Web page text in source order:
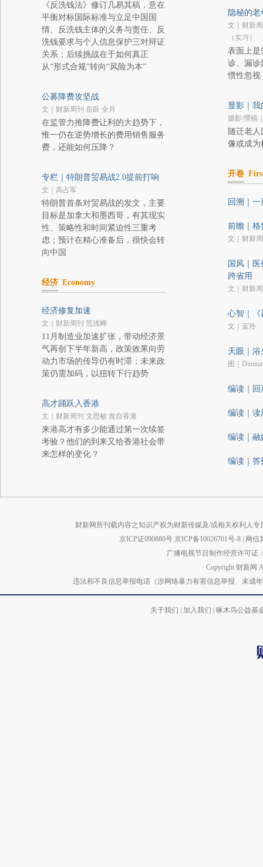
《反洗钱法》修订几易其稿，意在
平衡对标国际标准与立足中国国
情、反洗钱主体的义务与责任、反
洗钱要求与个人信息保护三对辩证
关系；后续挑战在于如何真正
从“形式合规”转向“风险为本”
公募降费攻坚战
文｜财新周刊 岳跃 全月
在监管力推降费让利的大趋势下，
惟一仍在逆势增长的费用销售服务
费，还能如何压降？
专栏｜特朗普贸易战2.0提前打响
文｜高占军
特朗普首条对贸易战的发文，主要
目标是加拿大和墨西哥，有其现实
性、策略性和时间紧迫性三重考
虑；预计在精心准备后，很快会转
向中国
经济 Economy
经济修复加速
文｜财新周刊 范浅蝉
11月制造业加速扩张，带动经济景
气再创下半年新高，政策效果向劳
动力市场的传导仍有时滞；未来政
策仍需加码，以扭转下行趋势
高才踊跃入香港
文｜财新周刊 文思敏 发自香港
来港高才有多少能通过第一次续签
考验？他们的到来又给香港社会带
来怎样的变化？
隐秘的老
文｜财新
（实习）
表面上是
诊、漏诊
惯性忽视
显影｜
摄影/撰稿
随迁老
像或成为
开卷
回溯｜一
前瞻｜格
文｜财新
国风｜
跨省用
文｜财新
心智｜《
文｜蓝玲
天眼｜浴
图｜
编读｜回
编读｜读
编读｜融
编读｜答
财新网所刊载内容之知识产权为财新传媒及/或相关权利人
京ICP证090880号 京ICP备10026701号-8
网信
广播电视节目制作经营许可证
Copyright 财新网
违法和不良信息举报电话（涉网络暴力有害信息举报、未成
关于我们 加入我们 啄木鸟公益基